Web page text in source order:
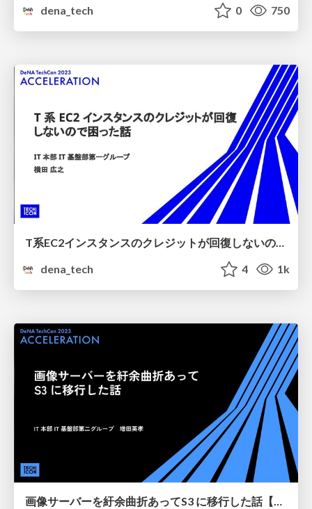
dena_tech
0 750
T系EC2インスタンスのクレジットが回復しないので困った話【DeNA TechCon 2023】
dena_tech
4 1k
画像サーバーを紆余曲折あってS3 に移行した話【DeNA TechCon 2023】